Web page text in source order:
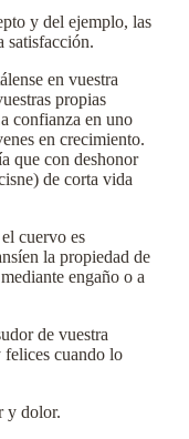
y del ejemplo, las
satisfacción.
en vuestra
propias
confianza en uno
en crecimiento.
que con deshonor
de corta vida
cuervo es
la propiedad de
engaño o a
de vuestra
felices cuando lo
y dolor.